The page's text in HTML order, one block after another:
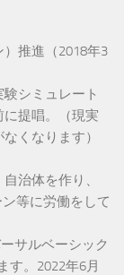
推進（2018年3
シミュレート
提唱。（現実
くなります）
治体を作り、
等に労働をして
サルベーシック
す。2022年6月